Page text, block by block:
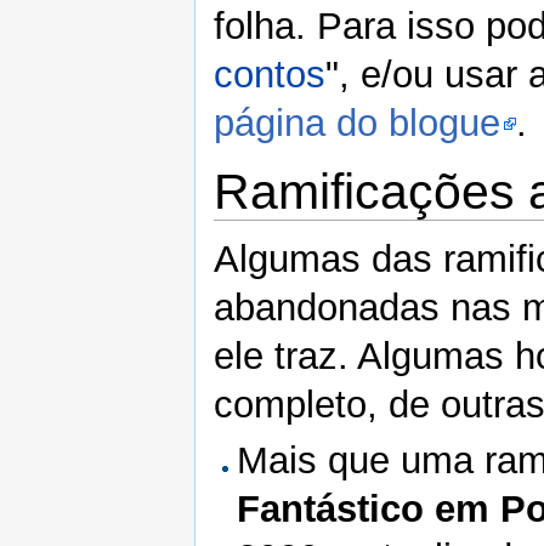
folha. Para isso
contos", e/ou usar
página do blogue .
Ramificações
Algumas das
abandonadas nas
ele traz. Algumas
completo, de
Mais que uma
Fantástico em